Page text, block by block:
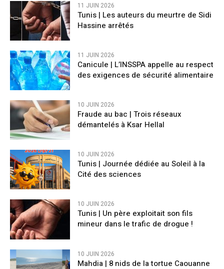
11 JUIN 2026
Tunis | Les auteurs du meurtre de Sidi
Hassine arrêtés
11 JUIN 2026
Canicule | L’INSSPA appelle au respect
des exigences de sécurité alimentaire
10 JUIN 2026
Fraude au bac | Trois réseaux
démantelés à Ksar Hellal
10 JUIN 2026
Tunis | Journée dédiée au Soleil à la
Cité des sciences
10 JUIN 2026
Tunis | Un père exploitait son fils
mineur dans le trafic de drogue !
10 JUIN 2026
Mahdia | 8 nids de la tortue Caouanne